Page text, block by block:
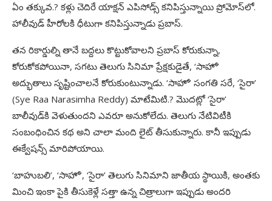
ఏం తక్కువ.? కళ్లు చెదిరే యాక్షన్‌ ఎపిసోడ్స్‌ కనిపిస్తున్నాయి ప్రోమోస్‌లో.
హాలీవుడ్‌ హీరోలకి ధీటుగా కనిపిస్తున్నాడు ప్రబాస్‌.
తన రికార్డుల్ని తానే బద్దలు కొట్టుకోవాలని ప్రబాస్‌ కోరుకున్నా,
కోరుకోకపోయినా, సగటు తెలుగు సినిమా ప్రేక్షకుడైతే, ‘సాహో’
అద్భుతాలు సృష్టించాలనే కోరుకుంటున్నాడు. ‘సాహో’ సంగతి సరే, ‘సైరా’
(Sye Raa Narasimha Reddy) మాటేమిటి.? మొదట్లో ‘సైరా’
బాలీవుడ్‌కి వెళుతుందని ఎవరూ అనుకోలేదు. తెలుగు నేటివిటీకి
సంబంధించిన కథ అని చాలా మంది లైట్‌ తీసుకున్నారు. కానీ ఇప్పుడు
ఈక్వేషన్స్‌ మారిపోయాయి.
‘బాహుబలి’, ‘సాహో’, ‘సైరా’ తెలుగు సినిమాని జాతీయ స్థాయికి, అంతకు
మించి ఇంకా పైకి తీసుకెళ్లే సత్తా ఉన్న చిత్రాలుగా ఇప్పుడు అందరి